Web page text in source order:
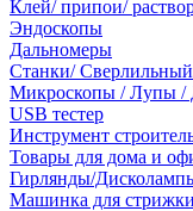
Клей/ припои/
Эндоскопы
Дальномеры
Станки/
Микроскопы / Лупы /
USB тестер
Инструмент
Товары для дома и
Гирлянды/
Машинка для